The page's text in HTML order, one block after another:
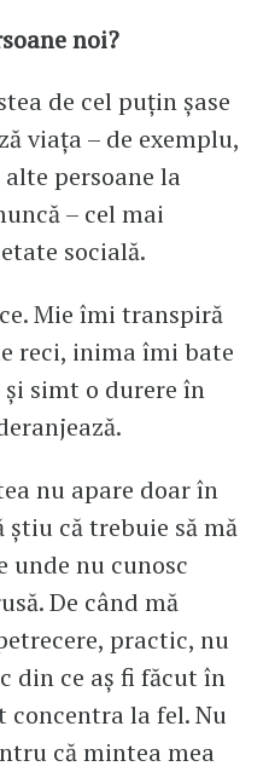
noi?
de cel puțin șase
viața – de exemplu,
persoane la
– cel mai
socială.
Mie îmi transpiră
reci, inima îmi bate
simt o durere în
nu apare doar în
că trebuie să mă
unde nu cunosc
De când mă
practic, nu
din ce aș fi făcut în
concentra la fel. Nu
că mintea mea